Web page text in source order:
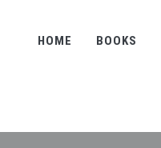
HOME BOOKS